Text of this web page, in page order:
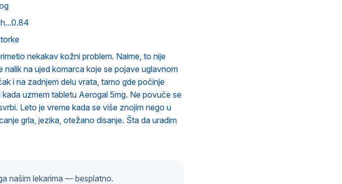
nekakav kožni problem. Naime, to nije
na ujed komarca koje se pojave uglavnom
i na zadnjem delu vrata, tamo gde počinje
uzmem tabletu Aerogal 5mg. Ne povuče se
Leto je vreme kada se više znojim nego u
grla, jezika, otežano disanje. Šta da uradim
našim lekarima — besplatno.